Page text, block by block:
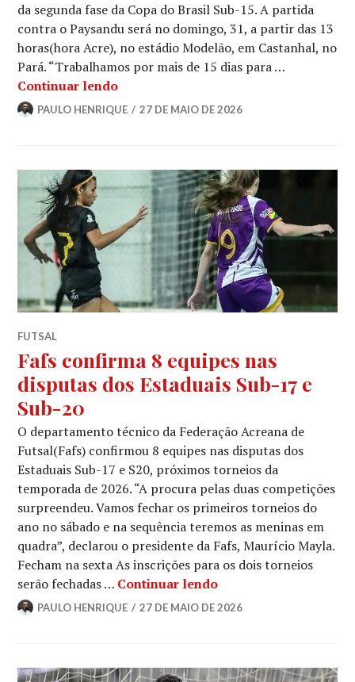
da segunda fase da Copa do Brasil Sub-15. A partida
contra o Paysandu será no domingo, 31, a partir das 13
horas(hora Acre), no estádio Modelão, em Castanhal, no
Pará. “Trabalhamos por mais de 15 dias para …
Continuar lendo
PAULO HENRIQUE 27 DE MAIO DE 2026
FUTSAL
Fafs confirma 8 equipes nas
disputas dos Estaduais Sub-17 e
Sub-20
O departamento técnico da Federação Acreana de
Futsal(Fafs) confirmou 8 equipes nas disputas dos
Estaduais Sub-17 e S20, próximos torneios da
temporada de 2026. “A procura pelas duas competições
surpreendeu. Vamos fechar os primeiros torneios do
ano no sábado e na sequência teremos as meninas em
quadra”, declarou o presidente da Fafs, Maurício Mayla.
Fecham na sexta As inscrições para os dois torneios
serão fechadas … Continuar lendo
PAULO HENRIQUE 27 DE MAIO DE 2026